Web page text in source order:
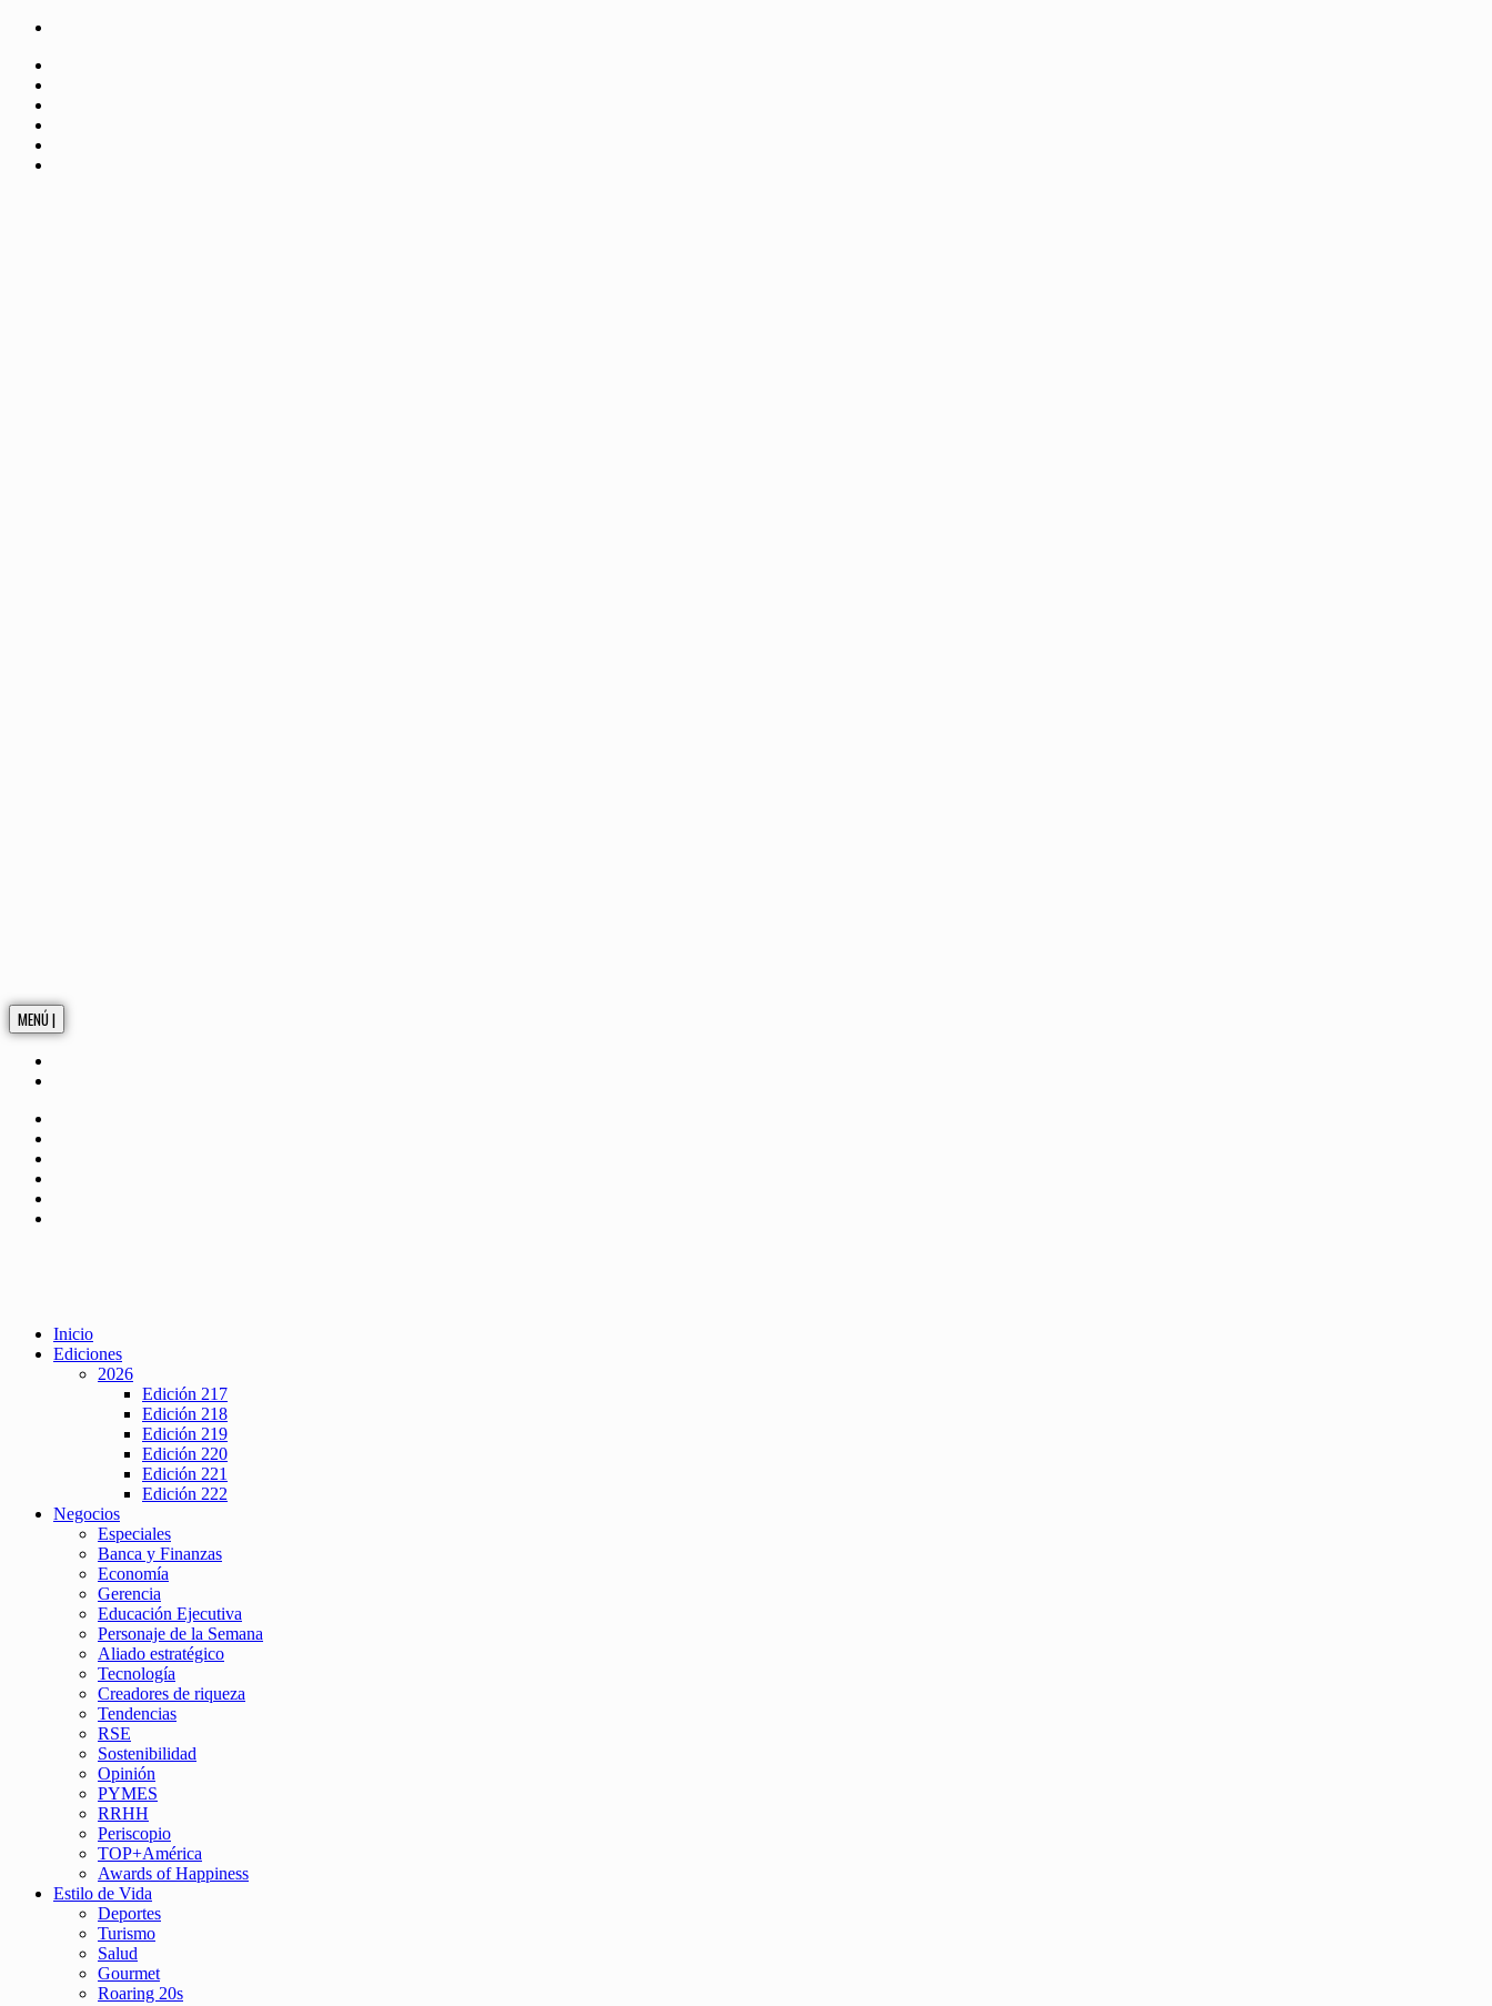
MENÚ |
Inicio
Ediciones
2026
Edición 217
Edición 218
Edición 219
Edición 220
Edición 221
Edición 222
Negocios
Especiales
Banca y Finanzas
Economía
Gerencia
Educación Ejecutiva
Personaje de la Semana
Aliado estratégico
Tecnología
Creadores de riqueza
Tendencias
RSE
Sostenibilidad
Opinión
PYMES
RRHH
Periscopio
TOP+América
Awards of Happiness
Estilo de Vida
Deportes
Turismo
Salud
Gourmet
Roaring 20s